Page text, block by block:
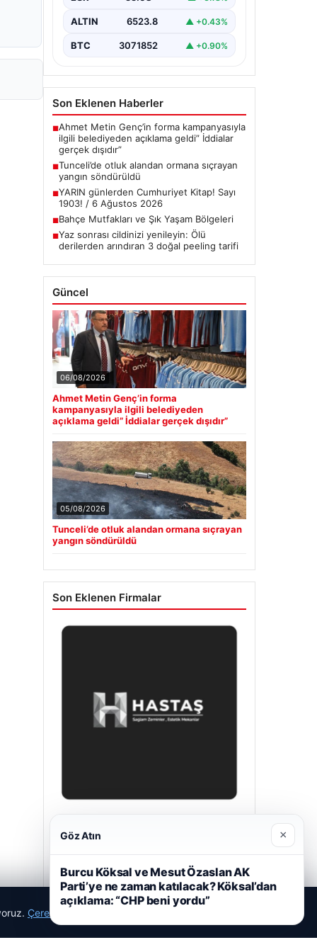
ALTIN 6523.8 ▲ +0.43%
BTC 3071852 ▲ +0.90%
Son Eklenen Haberler
■Ahmet Metin Genç’in forma kampanyasıyla
ilgili belediyeden açıklama geldi” İddialar
gerçek dışıdır”
■Tunceli’de otluk alandan ormana sıçrayan
yangın söndürüldü
■YARIN günlerden Cumhuriyet Kitap! Sayı
1903! / 6 Ağustos 2026
■Bahçe Mutfakları ve Şık Yaşam Bölgeleri
■Yaz sonrası cildinizi yenileyin: Ölü
derilerden arındıran 3 doğal peeling tarifi
Güncel
06/08/2026
Ahmet Metin Genç’in forma
kampanyasıyla ilgili belediyeden
açıklama geldi” İddialar gerçek dışıdır”
05/08/2026
Tunceli’de otluk alandan ormana sıçrayan
yangın söndürüldü
Son Eklenen Firmalar
26/05/2026
Çerez Politikamız
Göz Atın ×
Burcu Köksal ve Mesut Özaslan AK
Parti’ye ne zaman katılacak? Köksal’dan
açıklama: “CHP beni yordu”